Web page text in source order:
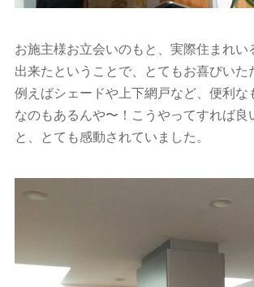
お施主様お立会いのもと、実際住まれい
出来たということで、とてもお喜びいた
例えばシェードや上下網戸など、便利な
なのもあるんや〜！こうやってすれば良
と、とても感動されていました。